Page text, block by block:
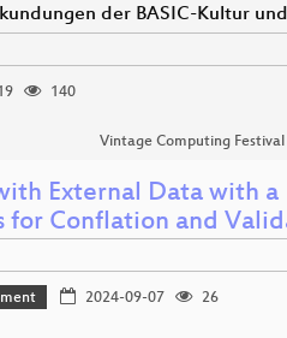
der BASIC-Kultur
140
Vintage Computing
External Data with a
for Conflation and
2024-09-07
26